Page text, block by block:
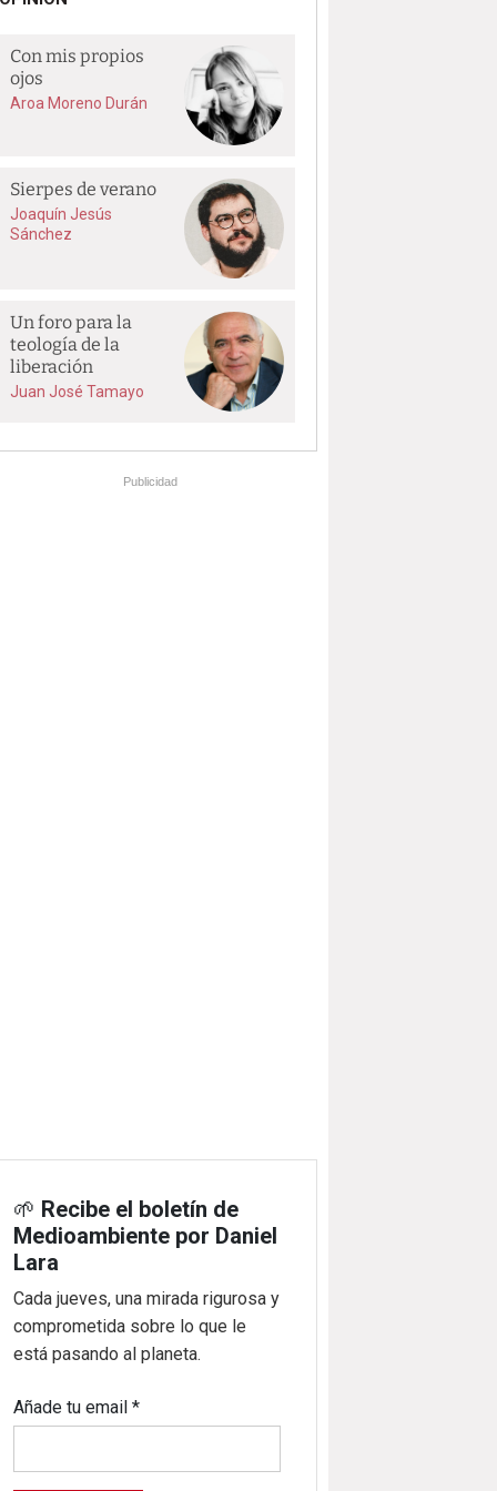
Con mis propios
ojos
Aroa Moreno Durán
Sierpes de verano
Joaquín Jesús
Sánchez
Un foro para la
teología de la
liberación
Juan José Tamayo
Publicidad
🌱 Recibe el boletín de
Medioambiente por Daniel
Lara
Cada jueves, una mirada rigurosa y
comprometida sobre lo que le
está pasando al planeta.
Añade tu email*